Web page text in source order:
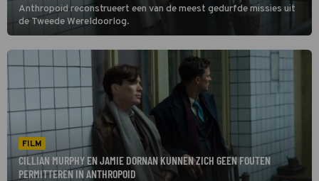
Anthropoid reconstrueert een van de meest gedurfde missies uit
de Tweede Wereldoorlog.
FILM
CILLIAN MURPHY EN JAMIE DORNAN KUNNEN ZICH GEEN FOUTEN
PERMITTEREN IN ANTHROPOID